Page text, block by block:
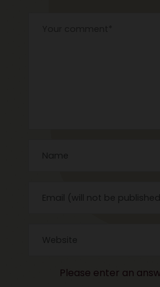
Please enter an